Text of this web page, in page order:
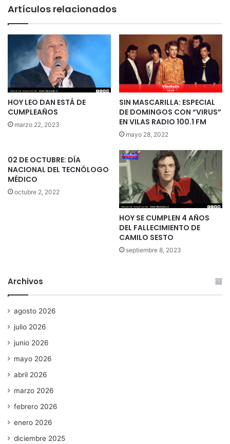
Artículos relacionados
HOY LEO DAN ESTÁ DE
CUMPLEAÑOS
marzo 22, 2023
SIN MASCARILLA: ESPECIAL
DE DOMINGOS CON “VIRUS”
EN VILAS RADIO 100.1 FM
mayo 28, 2022
02 DE OCTUBRE: DÍA
NACIONAL DEL TECNÓLOGO
MÉDICO
octubre 2, 2022
HOY SE CUMPLEN 4 AÑOS
DEL FALLECIMIENTO DE
CAMILO SESTO
septiembre 8, 2023
Archivos
agosto 2026
julio 2026
junio 2026
mayo 2026
abril 2026
marzo 2026
febrero 2026
enero 2026
diciembre 2025